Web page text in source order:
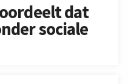
dat
sociale